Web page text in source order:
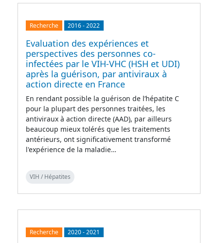
Recherche 2016-2022
Evaluation des expériences et
perspectives des personnes co-
infectées par le VIH-VHC (HSH et UDI)
après la guérison, par antiviraux à
action directe en France
En rendant possible la guérison de l’hépatite C
pour la plupart des personnes traitées, les
antiviraux à action directe (AAD), par ailleurs
beaucoup mieux tolérés que les traitements
antérieurs, ont significativement transformé
l'expérience de la maladie…
VIH / Hépatites
Recherche 2020-2021